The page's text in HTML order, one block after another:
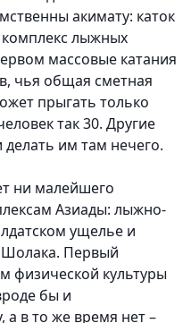
акимату: каток
лыжных
массовые катания
чья общая сметная
прыгать только
так 30. Другие
им там нечего.
ни малейшего
Азиады: лыжно-
ущелье и
Шолака. Первый
физической культуры
бы и
а в то же время нет –